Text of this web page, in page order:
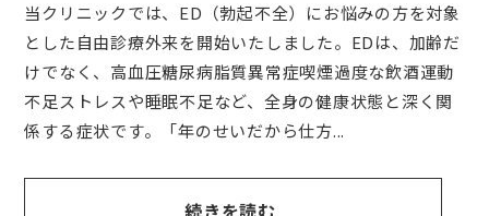
当クリニックでは、ED（勃起不全）にお悩みの方を対象
とした自由診療外来を開始いたしました。EDは、加齢だ
けでなく、高血圧糖尿病脂質異常症喫煙過度な飲酒運動
不足ストレスや睡眠不足など、全身の健康状態と深く関
係する症状です。「年のせいだから仕方...
続きを読む